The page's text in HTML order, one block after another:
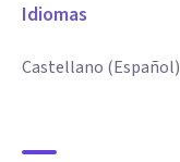
Idiomas
Castellano (Español)